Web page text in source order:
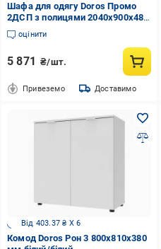
Шафа для одягу Doros Промо
2ДСП з полицями 2040х900х480
мм антрацит / антрацит
оцінити
5 871 ₴/шт.
Привеземо Доставимо
Від 403.37 ₴ X 6
Комод Doros Рон 3 800x810x380